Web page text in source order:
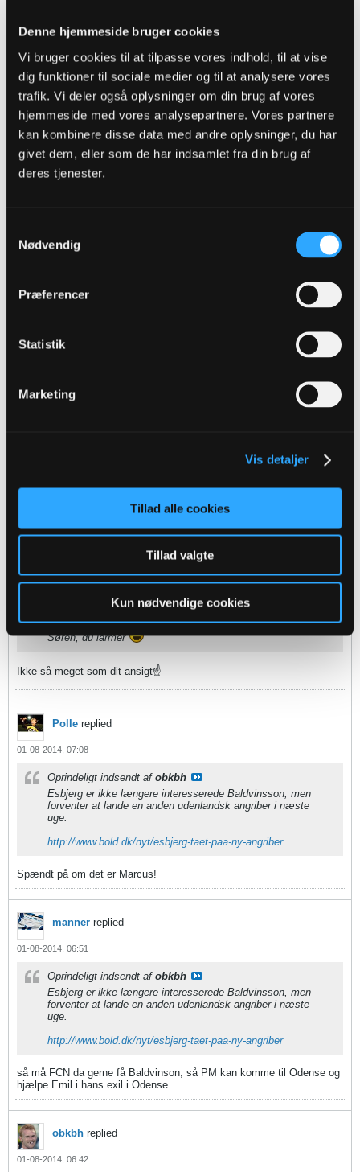
Denne hjemmeside bruger cookies
Vi bruger cookies til at tilpasse vores indhold, til at vise
dig funktioner til sociale medier og til at analysere vores
trafik. Vi deler også oplysninger om din brug af vores
hjemmeside med vores analysepartnere. Vores partnere
kan kombinere disse data med andre oplysninger, du har
givet dem, eller som de har indsamlet fra din brug af
deres tjenester.
Nødvendig
Præferencer
Statistik
Marketing
Vis detaljer
Tillad alle cookies
Tillad valgte
Kun nødvendige cookies
Oprindeligt indsendt afclaudes1
heller ikke til OB i min optik. Han kan løbe solen sort og
hvad så?
Ser man på tidligere og nuværende angribere i Esbjerg passer Marcus
da perfekt ind til at være en ideel angriber. Bakenga, Lange, Van
Buren og Pusic, er agressive tonserangribere, som hele tiden generer
forsvaret med hidsigt genpres og gør sig spilbare overalt på
modstanderens banehalvdel. Jeg er dog enig i at i hvert fald Pusic er
noget mere målfarlig end Marcus, men jeg tror han vil passe godt ind i
Esbjergs spillestil
01-08-2014, 07:18
Spændt på om det er Marcus!
OB i min optik. Han kan løbe solen sort og hvad så?
Satme mange muligheder når det er en "udenlansk angriber"
Men det skulle ikke undre nogen at det er en der har været nævnt her
Søren, du larmer
Ikke så meget som dit ansigt☝️
Polle replied
01-08-2014, 07:08
Oprindeligt indsendt af obkbh
Esbjerg er ikke længere interesserede Baldvinsson, men
forventer at lande en anden udenlandsk angriber i næste
uge.
http://www.bold.dk/nyt/esbjerg-taet-paa-ny-angriber
Spændt på om det er Marcus!
manner replied
01-08-2014, 06:51
Oprindeligt indsendt af obkbh
Esbjerg er ikke længere interesserede Baldvinsson, men
forventer at lande en anden udenlandsk angriber i næste
uge.
http://www.bold.dk/nyt/esbjerg-taet-paa-ny-angriber
så må FCN da gerne få Baldvinson, så PM kan komme til Odense og
hjælpe Emil i hans exil i Odense.
obkbh replied
01-08-2014, 06:42